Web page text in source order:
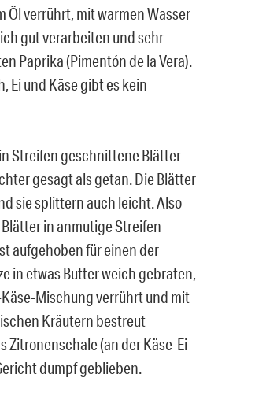
Öl verrührt, mit warmen Wasser
gut verarbeiten und sehr
Paprika (Pimentón de la Vera).
Ei und Käse gibt es kein
Streifen geschnittene Blätter
gesagt als getan. Die Blätter
sie splittern auch leicht. Also
in anmutige Streifen
aufgehoben für einen der
in etwas Butter weich gebraten,
Mischung verrührt und mit
Kräutern bestreut
Zitronenschale (an der Käse-Ei-
dumpf geblieben.